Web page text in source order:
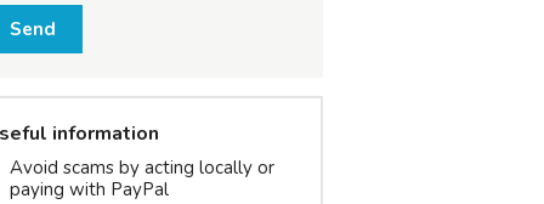
Send
information
Avoid scams by acting locally or
paying with PayPal